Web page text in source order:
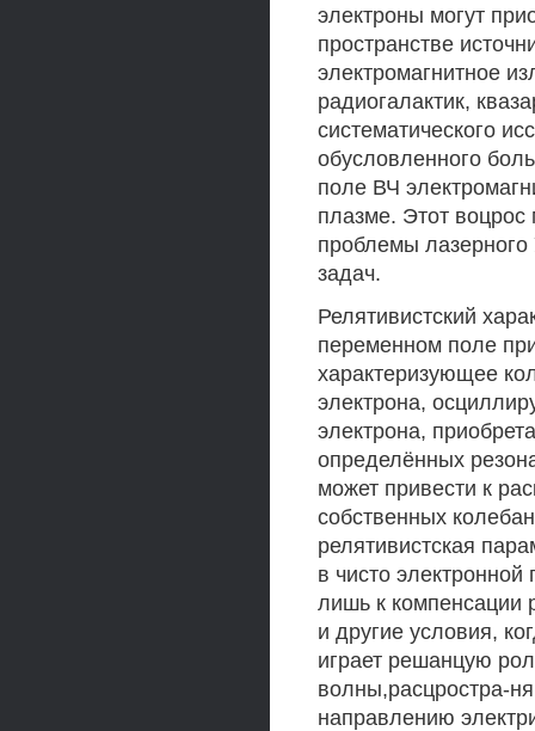
электроны могут
пространстве
электромагнитное
радиогалактик,
систематического
обусловленного
поле ВЧ
плазме. Этот воцрос
проблемы
задач.
Релятивистский
переменном поле
характеризующее
электрона,
электрона,
определённых
может привести к
собственных
релятивистская
в чисто
лишь к компенсации
и другие условия,
играет решанцую
волны,расцростра-
направлению